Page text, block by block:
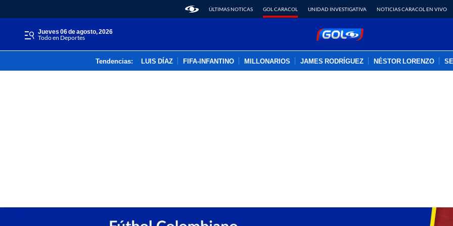
ÚLTIMAS NOTICAS GOL CARACOL UNIDAD INVESTIGATIVA NOTICIAS CARACOL EN VIVO
jueves 06 de agosto, 2026
Todo en Deportes
Tendencias: LUIS DÍAZ FIFA-INFANTINO MILLONARIOS JAMES RODRÍGUEZ NÉSTOR LORENZO